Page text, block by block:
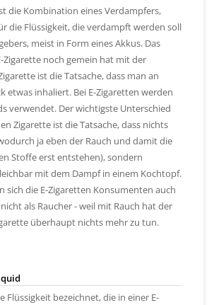
die Kombination eines Verdampfers,
die Flüssigkeit, die verdampft werden soll
meist in Form eines Akkus. Das
Zigarette noch gemein hat mit der
ist die Tatsache, dass man an
etwas inhaliert. Bei E-Zigaretten werden
verwendet. Der wichtigste Unterschied
Zigarette ist die Tatsache, dass nichts
ja eben der Rauch und damit die
Stoffe erst entstehen), sondern
mit dem Dampf in einem Kochtopf.
sich die E-Zigaretten Konsumenten auch
als Raucher - weil mit Rauch hat der
überhaupt nichts mehr zu tun.
Flüssigkeit bezeichnet, die in einer E-